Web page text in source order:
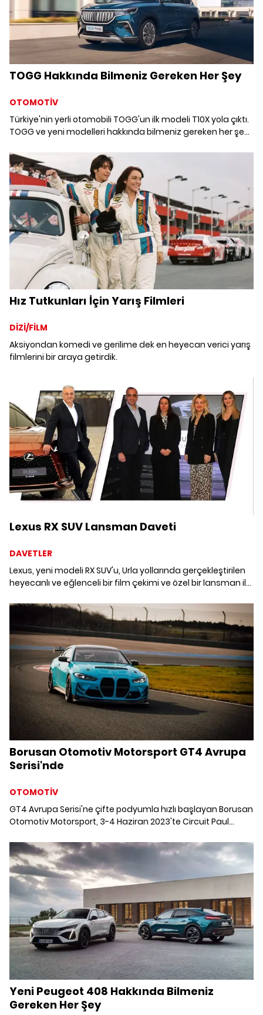
TOGG Hakkında Bilmeniz Gereken Her Şey
OTOMOTİV
Türkiye'nin yerli otomobili TOGG'un ilk modeli T10X yola çıktı.
TOGG ve yeni modelleri hakkında bilmeniz gereken her şeyi
Hız Tutkunları İçin Yarış Filmleri
DİZİ/FİLM
Aksiyondan komedi ve gerilime dek en heyecan verici yarış
filmlerini bir araya getirdik.
Lexus RX SUV Lansman Daveti
DAVETLER
Lexus, yeni modeli RX SUV'u, Urla yollarında gerçekleştirilen
heyecanlı ve eğlenceli bir film çekimi ve özel bir lansman ile
Borusan Otomotiv Motorsport GT4 Avrupa
Serisi'nde
OTOMOTİV
GT4 Avrupa Serisi'ne çifte podyumla hızlı başlayan Borusan
Otomotiv Motorsport, 3-4 Haziran 2023'te Circuit Paul
hazırlanıyor.
Yeni Peugeot 408 Hakkında Bilmeniz
Gereken Her Şey